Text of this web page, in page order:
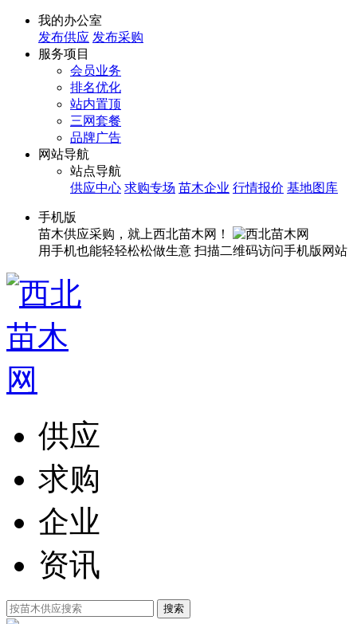
我的办公室
发布供应 发布采购
服务项目
会员业务
排名优化
站内置顶
三网套餐
品牌广告
网站导航
站点导航
供应中心 求购专场 苗木企业 行情报价 基地图库
手机版
苗木供应采购，就上西北苗木网！
用手机也能轻轻松松做生意 扫描二维码访问手机版网站
供应
求购
企业
资讯